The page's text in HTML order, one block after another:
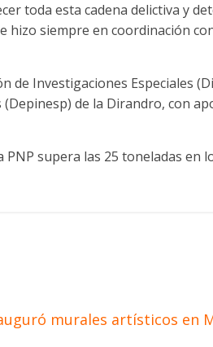
toda esta cadena delictiva y
hizo siempre en coordinación
de Investigaciones Especiales
de la Dirandro, con
supera las 25 toneladas en
murales artísticos en